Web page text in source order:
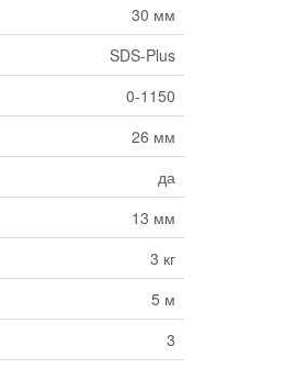
30 мм
SDS-Plus
0-1150
26 мм
да
13 мм
3 кг
5 м
3